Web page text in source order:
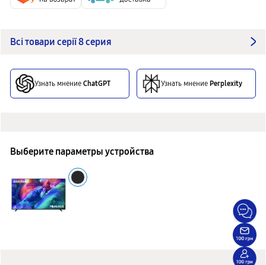
Всі товари серії 8 серия
Узнать мнение ChatGPT Узнать мнение Perplexity
Выберите параметры устройства